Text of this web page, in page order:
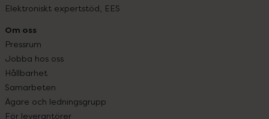
Elektroniskt expertstöd, EES
Om oss
Pressrum
Jobba hos oss
Hållbarhet
Samarbeten
Ägare och ledningsgrupp
För leverantörer